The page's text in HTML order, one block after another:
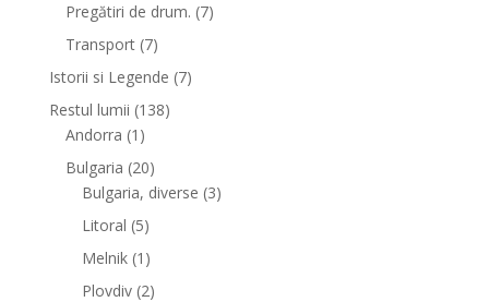
Pregătiri de drum. (7)
Transport(7)
Istorii si Legende (7)
Restul lumii (138)
Andorra (1)
Bulgaria (20)
Bulgaria, diverse (3)
Litoral (5)
Melnik(1)
Plovdiv(2)